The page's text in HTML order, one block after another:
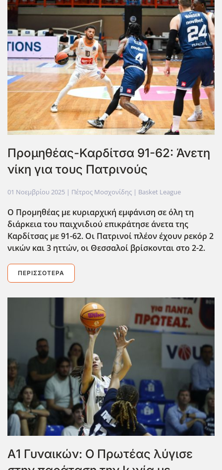
Προμηθέας-Καρδίτσα 91-62: Άνετη
νίκη για τους Πατρινούς
01 Νοεμβρίου 2025 | Πέτρος Μοσχονίδης | Basket League
Ο Προμηθέας με κυριαρχική εμφάνιση σε όλη τη
διάρκεια του παιχνιδιού επικράτησε άνετα της
Καρδίτσας με 91-62. Οι Πατρινοί πλέον έχουν ρεκόρ 2
νικών και 3 ηττών, οι Θεσσαλοί βρίσκονται στο 2-2.
ΠΕΡΙΣΣΌΤΕΡΑ
Α1 Γυναικών: Ο Πρωτέας λύγισε